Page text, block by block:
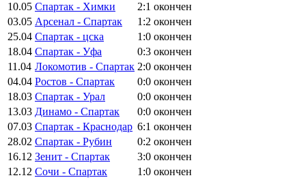
10.05 Спартак - Химки 2:1 окончен
03.05 Арсенал - Спартак 1:2 окончен
25.04 Спартак - цска 1:0 окончен
18.04 Спартак - Уфа 0:3 окончен
11.04 Локомотив - Спартак 2:0 окончен
04.04 Ростов - Спартак 0:0 окончен
18.03 Спартак - Урал 0:0 окончен
13.03 Динамо - Спартак 0:0 окончен
07.03 Спартак - Краснодар 6:1 окончен
28.02 Спартак - Рубин 0:2 окончен
16.12 Зенит - Спартак 3:0 окончен
12.12 Сочи - Спартак 1:0 окончен